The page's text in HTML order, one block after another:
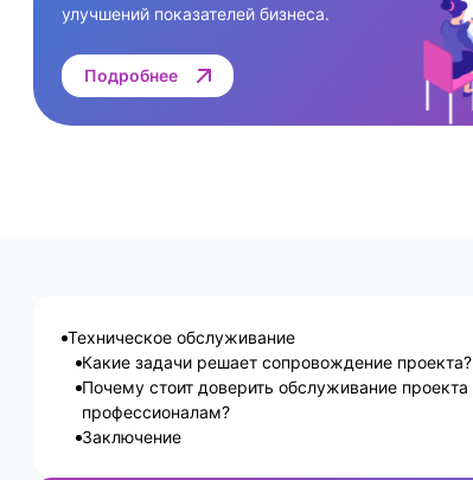
улучшений показателей бизнеса.
Подробнее
Техническое обслуживание
Какие задачи решает сопровождение проекта?
Почему стоит доверить обслуживание проекта
профессионалам?
Заключение